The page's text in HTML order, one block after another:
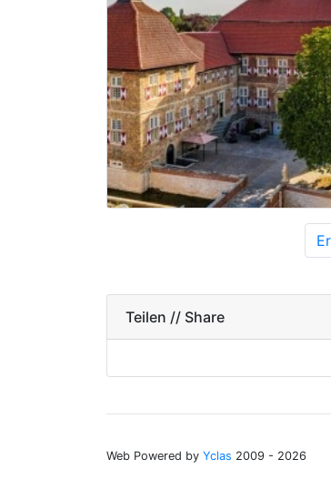
Teilen // Share
Web Powered by Yclas 2009 - 2026